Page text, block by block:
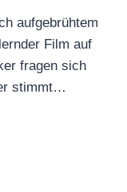
aufgebrühtem
Film auf
fragen sich
stimmt…